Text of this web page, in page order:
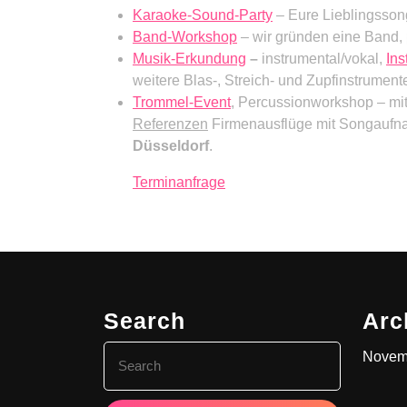
Karaoke-Sound-Party – Eure
Band-Workshop – wir gründen eine
Musik-Erkundung – instrumental/vokal,
weitere Blas-, Streich- und
Trommel-Event, Percussionworkshop –
Referenzen Firmenausflüge mit
Düsseldorf.
Terminanfrage
Search
for: